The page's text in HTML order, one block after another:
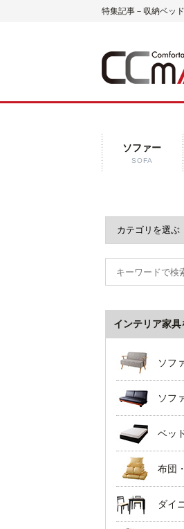
特集記事－収納ベッ
ソファー
SOFA
インテリア家具
ソフ
ソフ
ベッ
布団
ダイ